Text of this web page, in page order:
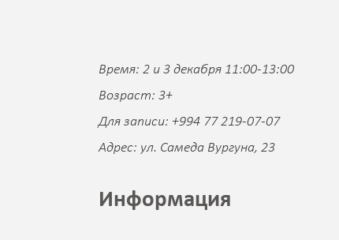
Время: 2 и 3 декабря 11:00-13:00
Возраст: 3+
Для записи: +994 77 219-07-07
Адрес: ул. Самеда Вургуна, 23
Информация